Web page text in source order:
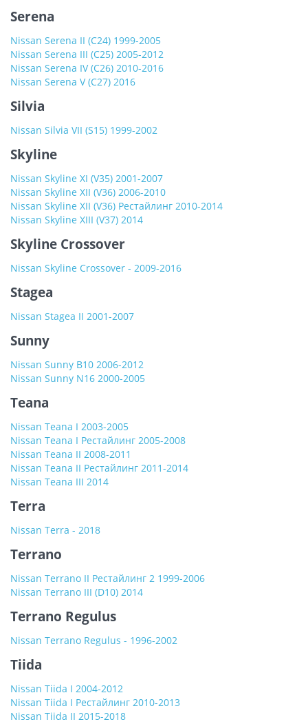
Serena
Nissan Serena II (C24) 1999-2005
Nissan Serena III (C25) 2005-2012
Nissan Serena IV (C26) 2010-2016
Nissan Serena V (C27) 2016
Silvia
Nissan Silvia VII (S15) 1999-2002
Skyline
Nissan Skyline XI (V35) 2001-2007
Nissan Skyline XII (V36) 2006-2010
Nissan Skyline XII (V36) Рестайлинг 2010-2014
Nissan Skyline XIII (V37) 2014
Skyline Crossover
Nissan Skyline Crossover - 2009-2016
Stagea
Nissan Stagea II 2001-2007
Sunny
Nissan Sunny B10 2006-2012
Nissan Sunny N16 2000-2005
Teana
Nissan Teana I 2003-2005
Nissan Teana I Рестайлинг 2005-2008
Nissan Teana II 2008-2011
Nissan Teana II Рестайлинг 2011-2014
Nissan Teana III 2014
Terra
Nissan Terra - 2018
Terrano
Nissan Terrano II Рестайлинг 2 1999-2006
Nissan Terrano III (D10) 2014
Terrano Regulus
Nissan Terrano Regulus - 1996-2002
Tiida
Nissan Tiida I 2004-2012
Nissan Tiida I Рестайлинг 2010-2013
Nissan Tiida II 2015-2018